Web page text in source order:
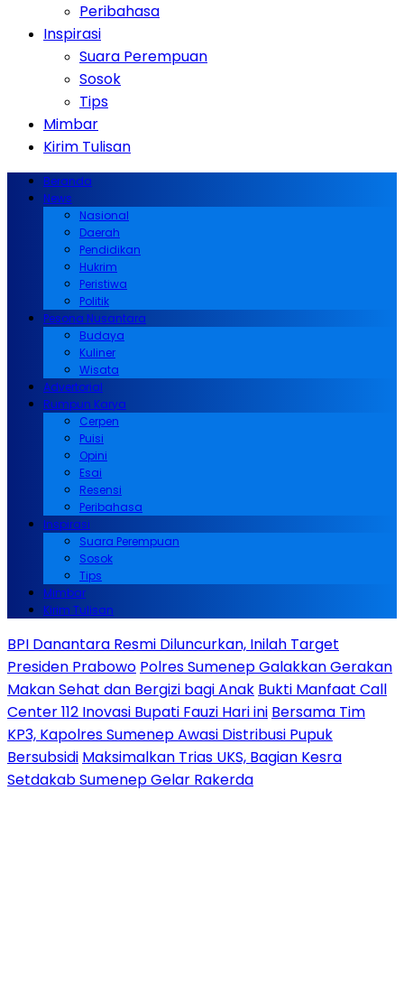
Peribahasa
Inspirasi
Suara Perempuan
Sosok
Tips
Mimbar
Kirim Tulisan
Beranda
News
Nasional
Daerah
Pendidikan
Hukrim
Peristiwa
Politik
Pesona Nusantara
Budaya
Kuliner
Wisata
Advertorial
Rumpun Karya
Cerpen
Puisi
Opini
Esai
Resensi
Peribahasa
Inspirasi
Suara Perempuan
Sosok
Tips
Mimbar
Kirim Tulisan
BPI Danantara Resmi Diluncurkan, Inilah Target
Presiden Prabowo Polres Sumenep Galakkan Gerakan
Makan Sehat dan Bergizi bagi Anak Bukti Manfaat Call
Center 112 Inovasi Bupati Fauzi Hari ini Bersama Tim
KP3, Kapolres Sumenep Awasi Distribusi Pupuk
Bersubsidi Maksimalkan Trias UKS, Bagian Kesra
Setdakab Sumenep Gelar Rakerda